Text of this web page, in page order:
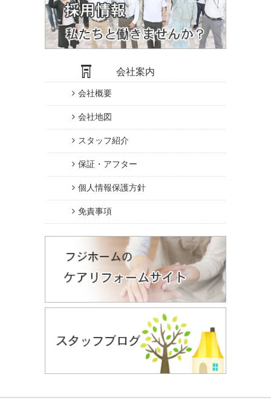
会社案内
会社概要
会社地図
スタッフ紹介
保証・アフター
個人情報保護方針
免責事項